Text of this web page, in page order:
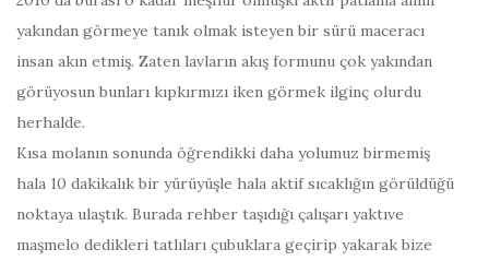
yakından görmeye tanık olmak isteyen bir sürü maceracı
insan akın etmiş. Zaten lavların akış formunu çok yakından
görüyosun bunları kıpkırmızı iken görmek ilginç olurdu
herhalde.
Kısa molanın sonunda öğrendikki daha yolumuz birmemiş
hala 10 dakikalık bir yürüyüşle hala aktif sıcaklığın görüldüğü
noktaya ulaştık. Burada rehber taşıdığı çalışarı yaktıve
maşmelo dedikleri tatlıları çubuklara geçirip yakarak bize